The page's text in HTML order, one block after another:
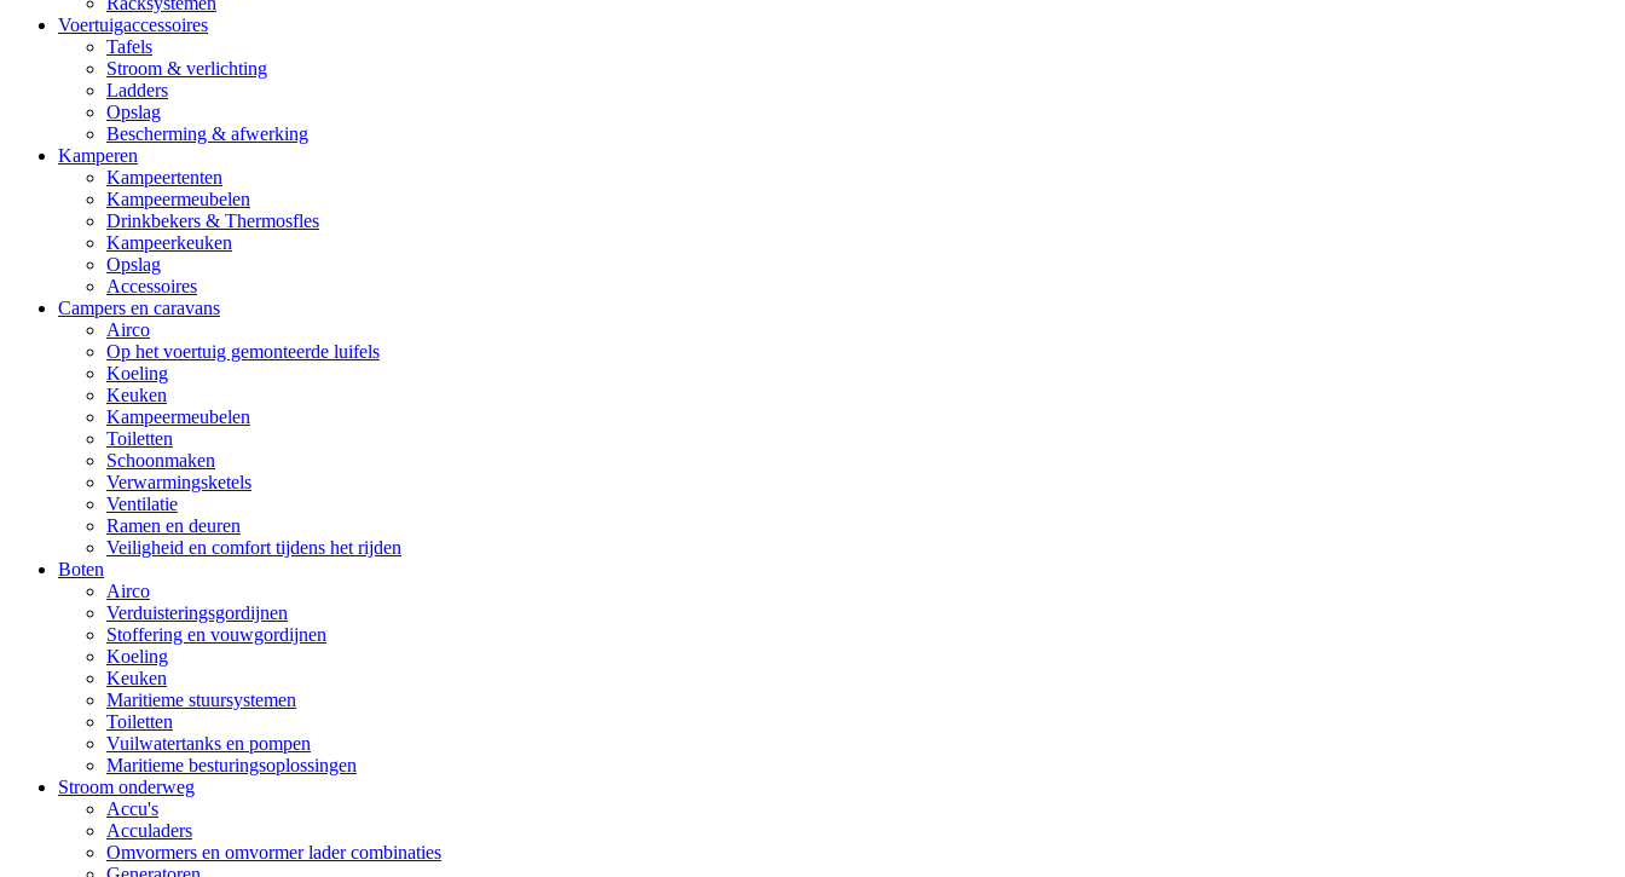
Voertuigaccessoires
Tafels
Stroom & verlichting
Ladders
Opslag
Bescherming & afwerking
Kamperen
Kampeertenten
Kampeermeubelen
Drinkbekers & Thermosfles
Kampeerkeuken
Opslag
Accessoires
Campers en caravans
Airco
Op het voertuig gemonteerde luifels
Koeling
Keuken
Kampeermeubelen
Toiletten
Schoonmaken
Verwarmingsketels
Ventilatie
Ramen en deuren
Veiligheid en comfort tijdens het rijden
Boten
Airco
Verduisteringsgordijnen
Stoffering en vouwgordijnen
Koeling
Keuken
Maritieme stuursystemen
Toiletten
Vuilwatertanks en pompen
Maritieme besturingsoplossingen
Stroom onderweg
Accu's
Acculaders
Omvormers en omvormer lader combinaties